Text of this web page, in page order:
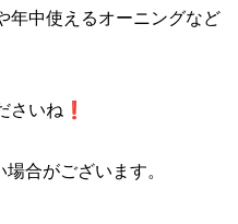
年中使えるオーニングなど
さいね❗
合がございます。